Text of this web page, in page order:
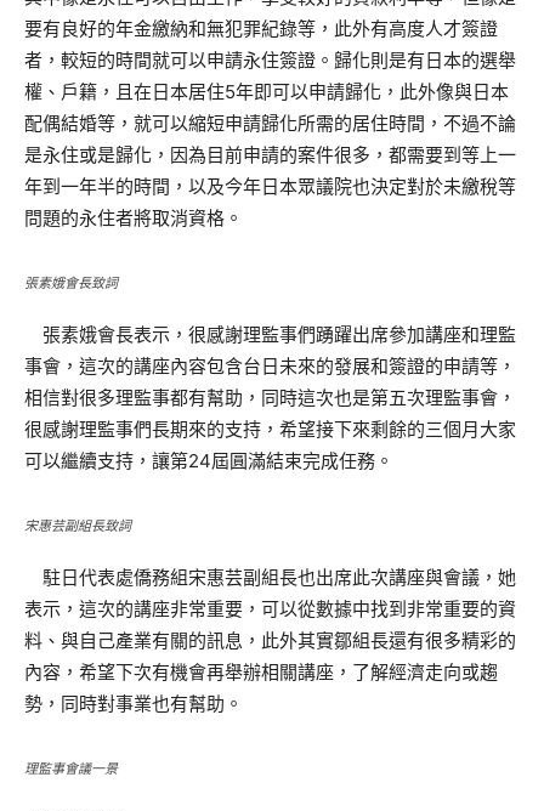
要有良好的年金繳納和無犯罪紀錄等，此外有高度人才簽證
者，較短的時間就可以申請永住簽證。歸化則是有日本的選舉
權、戶籍，且在日本居住5年即可以申請歸化，此外像與日本
配偶結婚等，就可以縮短申請歸化所需的居住時間，不過不論
是永住或是歸化，因為目前申請的案件很多，都需要到等上一
年到一年半的時間，以及今年日本眾議院也決定對於未繳稅等
問題的永住者將取消資格。
張素娥會長致詞
張素娥會長表示，很感謝理監事們踴躍出席參加講座和理監
事會，這次的講座內容包含台日未來的發展和簽證的申請等，
相信對很多理監事都有幫助，同時這次也是第五次理監事會，
很感謝理監事們長期來的支持，希望接下來剩餘的三個月大家
可以繼續支持，讓第24屆圓滿結束完成任務。
宋惠芸副組長致詞
駐日代表處僑務組宋惠芸副組長也出席此次講座與會議，她
表示，這次的講座非常重要，可以從數據中找到非常重要的資
料、與自己產業有關的訊息，此外其實鄒組長還有很多精彩的
內容，希望下次有機會再舉辦相關講座，了解經濟走向或趨
勢，同時對事業也有幫助。
理監事會議一景